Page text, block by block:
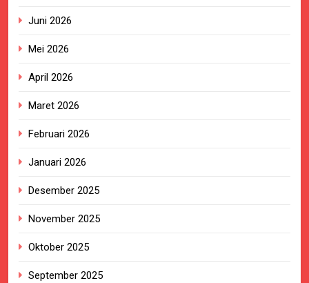
Juni 2026
Mei 2026
April 2026
Maret 2026
Februari 2026
Januari 2026
Desember 2025
November 2025
Oktober 2025
September 2025